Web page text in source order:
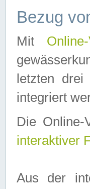
Bezug
Mit
letzten
integriert
Die
interaktiver
Aus der